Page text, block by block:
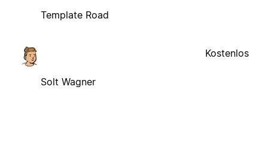
Template Road
Solt Wagner
Kostenlos